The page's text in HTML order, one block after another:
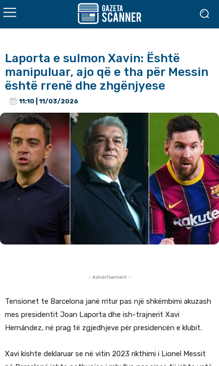
Laporta e sulmon Xavin: Është
manipuluar, ajo që e tha për Messin
është rrenë dhe zhgënjyese
11:10 | 11/03/2026
- Advertisement -
Tensionet te Barcelona janë rritur pas një shkëmbimi akuzash
mes presidentit Joan Laporta dhe ish-trajnerit Xavi
Hernández, në prag të zgjedhjeve për presidencën e klubit.
Xavi kishte deklaruar se në vitin 2023 rikthimi i Lionel Messit